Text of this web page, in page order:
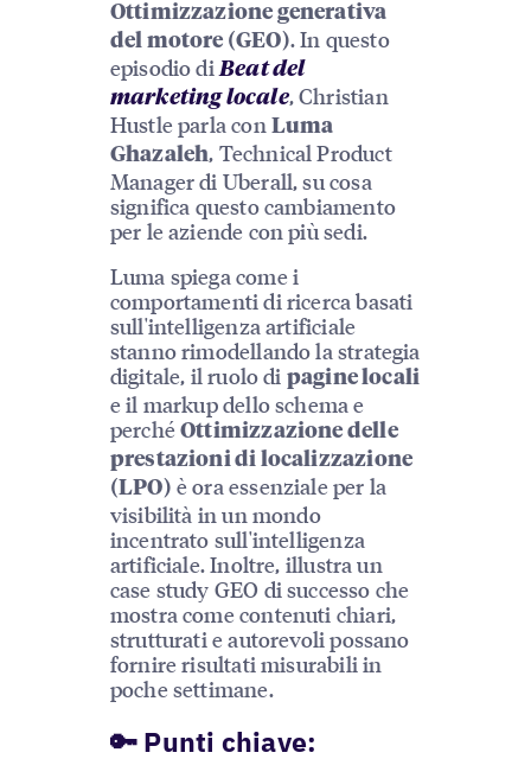
Ottimizzazione generativa
del motore (GEO). In questo
episodio di Beat del
marketing locale, Christian
Hustle parla con Luma
Ghazaleh, Technical Product
Manager di Uberall, su cosa
significa questo cambiamento
per le aziende con più sedi.
Luma spiega come i
comportamenti di ricerca basati
sull'intelligenza artificiale
stanno rimodellando la strategia
digitale, il ruolo di pagine locali
e il markup dello schema e
perchéOttimizzazione delle
prestazioni di localizzazione
(LPO) è ora essenziale per la
visibilità in un mondo
incentrato sull'intelligenza
artificiale. Inoltre, illustra un
case study GEO di successo che
mostra come contenuti chiari,
strutturati e autorevoli possano
fornire risultati misurabili in
poche settimane.
🔑 Punti chiave: